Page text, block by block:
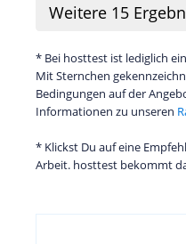
Weitere 15
* Bei hosttest ist lediglich
Mit Sternchen
Bedingungen auf der
Informationen zu unseren
* Klickst Du auf eine
Arbeit. hosttest bekommt